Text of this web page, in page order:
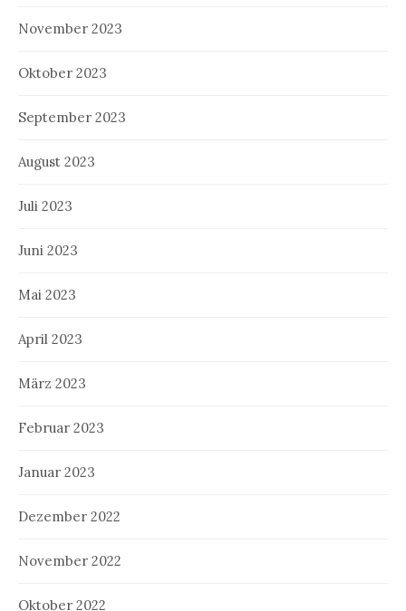
November 2023
Oktober 2023
September 2023
August 2023
Juli 2023
Juni 2023
Mai 2023
April 2023
März 2023
Februar 2023
Januar 2023
Dezember 2022
November 2022
Oktober 2022